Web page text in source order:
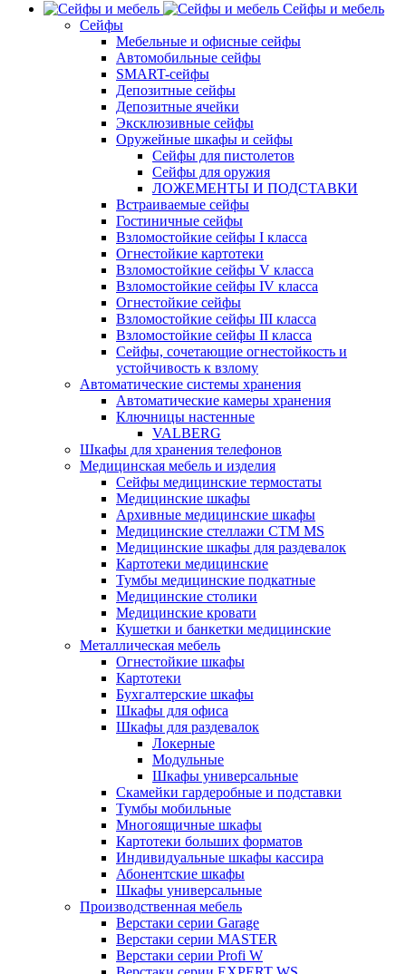
Сейфы и мебель
Сейфы
Мебельные и офисные сейфы
Автомобильные сейфы
SMART-сейфы
Депозитные сейфы
Депозитные ячейки
Эксклюзивные сейфы
Оружейные шкафы и сейфы
Сейфы для пистолетов
Сейфы для оружия
ЛОЖЕМЕНТЫ И ПОДСТАВКИ
Встраиваемые сейфы
Гостиничные сейфы
Взломостойкие сейфы I класса
Огнестойкие картотеки
Взломостойкие сейфы V класса
Взломостойкие сейфы IV класса
Огнестойкие сейфы
Взломостойкие сейфы III класса
Взломостойкие сейфы II класса
Сейфы, сочетающие огнестойкость и
устойчивость к взлому
Автоматические системы хранения
Автоматические камеры хранения
Ключницы настенные
VALBERG
Шкафы для хранения телефонов
Медицинская мебель и изделия
Сейфы медицинские термостаты
Медицинские шкафы
Архивные медицинские шкафы
Медицинские стеллажи CTM MS
Медицинские шкафы для раздевалок
Картотеки медицинские
Тумбы медицинские подкатные
Медицинские столики
Медицинские кровати
Кушетки и банкетки медицинские
Металлическая мебель
Огнестойкие шкафы
Картотеки
Бухгалтерские шкафы
Шкафы для офиса
Шкафы для раздевалок
Локерные
Модульные
Шкафы универсальные
Скамейки гардеробные и подставки
Тумбы мобильные
Многоящичные шкафы
Картотеки больших форматов
Индивидуальные шкафы кассира
Абонентские шкафы
Шкафы универсальные
Производственная мебель
Верстаки серии Garage
Верстаки серии MASTER
Верстаки серии Profi W